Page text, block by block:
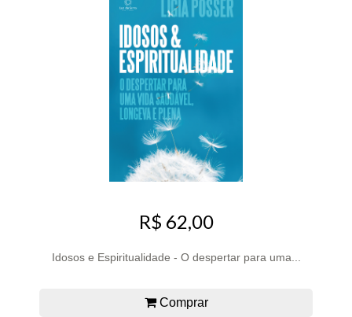
R$ 62,00
Idosos e Espiritualidade - O despertar para uma...
Comprar